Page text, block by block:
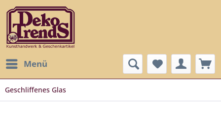
Menü
Geschliffenes Glas